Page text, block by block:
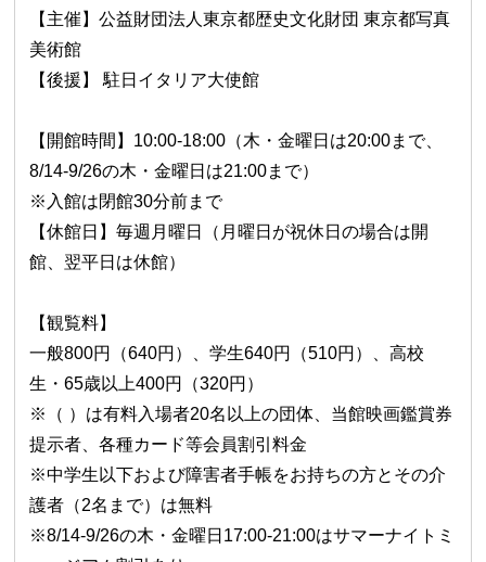
【主催】公益財団法人東京都歴史文化財団 東京都写真
美術館
【後援】 駐日イタリア大使館
【開館時間】10:00-18:00（木・金曜日は20:00まで、
8/14-9/26の木・金曜日は21:00まで）
※入館は閉館30分前まで
【休館日】毎週月曜日（月曜日が祝休日の場合は開
館、翌平日は休館）
【観覧料】
一般800円（640円）、学生640円（510円）、高校
生・65歳以上400円（320円）
※（ ）は有料入場者20名以上の団体、当館映画鑑賞券
提示者、各種カード等会員割引料金
※中学生以下および障害者手帳をお持ちの方とその介
護者（2名まで）は無料
※8/14-9/26の木・金曜日17:00-21:00はサマーナイトミ